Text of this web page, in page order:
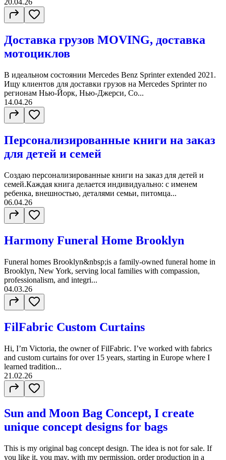
20.04.26
Доставка грузов MOVING, доставка
мотоциклов
В идеальном состоянии Mercedes Benz Sprinter extended 2021.
Ищу клиентов для доставки грузов на Mercedes Sprinter по
регионам Нью-Йорк, Нью-Джерси, Co...
14.04.26
Персонализированные книги на заказ
для детей и семей
Создаю персонализированные книги на заказ для детей и
семей.Каждая книга делается индивидуально: с именем
ребенка, внешностью, деталями семьи, питомца...
06.04.26
Harmony Funeral Home Brooklyn
Funeral homes Brooklyn&nbsp;is a family-owned funeral home in
Brooklyn, New York, serving local families with compassion,
professionalism, and integri...
04.03.26
FilFabric Custom Curtains
Hi, I’m Victoria, the owner of FilFabric. I’ve worked with fabrics
and custom curtains for over 15 years, starting in Europe where I
learned tradition...
21.02.26
Sun and Moon Bag Concept, I create
unique concept designs for bags
This is my original bag concept design. The idea is not for sale. If
you like it, you may, with my permission, order production in a